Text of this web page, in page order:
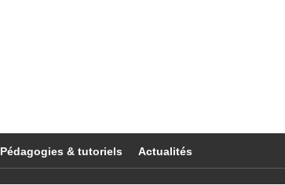
Pédagogies & tutoriels Actualités